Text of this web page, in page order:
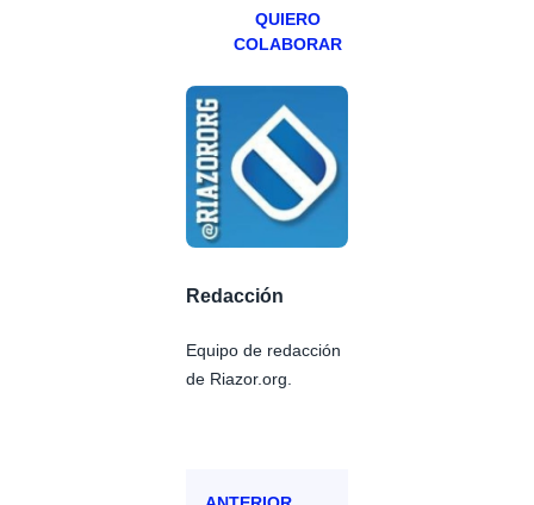
QUIERO
COLABORAR
Redacción
Equipo de redacción
de Riazor.org.